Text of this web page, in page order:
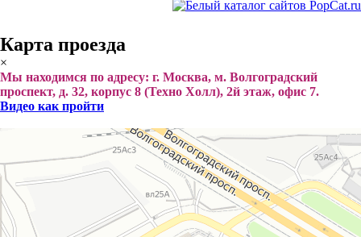
Карта проезда
×
Мы находимся по адресу: г. Москва, м. Волгоградский
проспект, д. 32, корпус 8 (Техно Холл), 2й этаж, офис 7.
Видео как пройти